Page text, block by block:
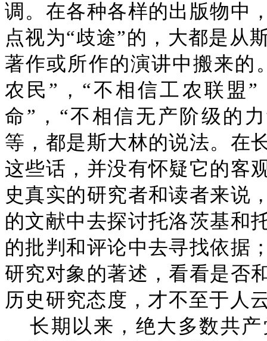
调。在各种各样的出版物中
点视为“歧途”的，大都是从
著作或所作的演讲中搬来的
农民”，“不相信工农联盟
命”，“不相信无产阶级的
等，都是斯大林的说法。在
这些话，并没有怀疑它的客
史真实的研究者和读者来说
的文献中去探讨托洛茨基和
的批判和评论中去寻找依据
研究对象的著述，看看是否
历史研究态度，才不至于人
长期以来，绝大多数共